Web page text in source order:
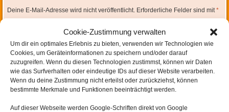
Cookie-Zustimmung verwalten
Um dir ein optimales Erlebnis zu bieten, verwenden wir Technologien wie
Cookies, um Geräteinformationen zu speichern und/oder darauf
zuzugreifen. Wenn du diesen Technologien zustimmst, können wir Daten
wie das Surfverhalten oder eindeutige IDs auf dieser Website verarbeiten.
Wenn du deine Zustimmung nicht erteilst oder zurückziehst, können
bestimmte Merkmale und Funktionen beeinträchtigt werden.
Auf dieser Webseite werden Google-Schriften direkt von Google
Deine E-Mail-Adresse wird nicht veröffentlicht. Erforderliche Felder sind mit*